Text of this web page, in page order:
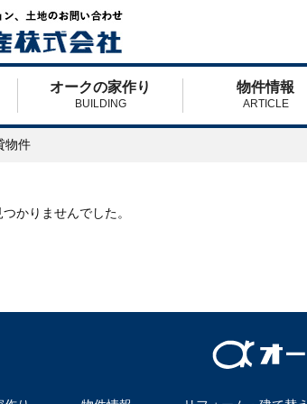
オークの家作り
BUILDING
物件情報
ARTICLE
物件
かりませんでした。